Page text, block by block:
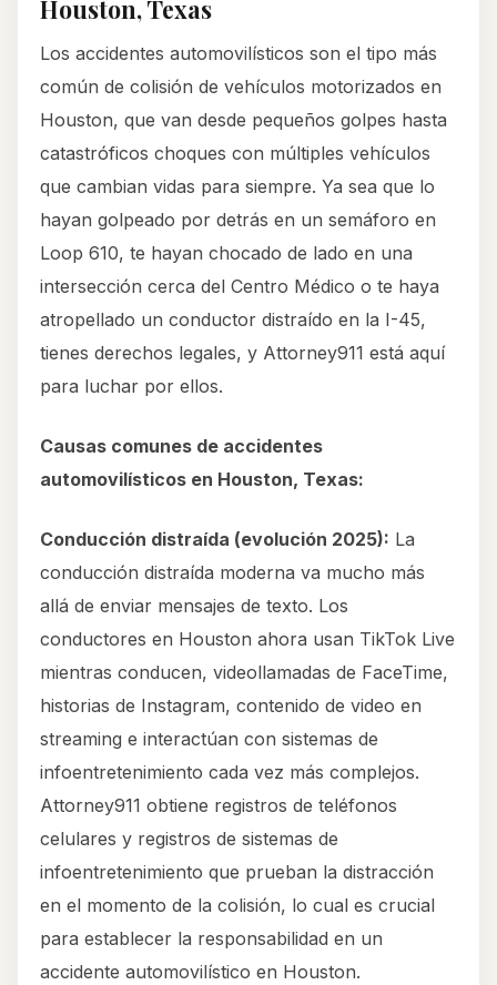
Houston, Texas
Los accidentes automovilísticos son el tipo más
común de colisión de vehículos motorizados en
Houston, que van desde pequeños golpes hasta
catastróficos choques con múltiples vehículos
que cambian vidas para siempre. Ya sea que lo
hayan golpeado por detrás en un semáforo en
Loop 610, te hayan chocado de lado en una
intersección cerca del Centro Médico o te haya
atropellado un conductor distraído en la I-45,
tienes derechos legales, y Attorney911 está aquí
para luchar por ellos.
Causas comunes de accidentes
automovilísticos en Houston, Texas:
Conducción distraída (evolución 2025): La
conducción distraída moderna va mucho más
allá de enviar mensajes de texto. Los
conductores en Houston ahora usan TikTok Live
mientras conducen, videollamadas de FaceTime,
historias de Instagram, contenido de video en
streaming e interactúan con sistemas de
infoentretenimiento cada vez más complejos.
Attorney911 obtiene registros de teléfonos
celulares y registros de sistemas de
infoentretenimiento que prueban la distracción
en el momento de la colisión, lo cual es crucial
para establecer la responsabilidad en un
accidente automovilístico en Houston.